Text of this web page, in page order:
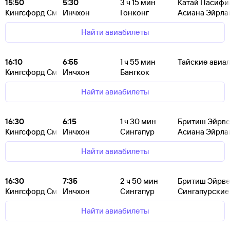
15:50
Кингсфорд Смит
5:30
Инчхон
3 ч 15 мин
Гонконг
Катай
Асиана
Найти авиабилеты
16:10
Кингсфорд Смит
6:55
Инчхон
1ч 55 мин
Бангкок
Тайские
Найти авиабилеты
16:30
Кингсфорд Смит
6:15
Инчхон
1ч 30 мин
Сингапур
Бритиш
Асиана
Найти авиабилеты
16:30
Кингсфорд Смит
7:35
Инчхон
2 ч 50 мин
Сингапур
Бритиш
Найти авиабилеты